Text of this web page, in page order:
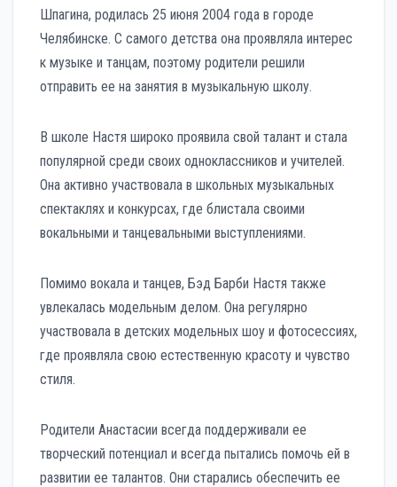
Шпагина, родилась 25 июня 2004 года в городе
Челябинске. С самого детства она проявляла интерес
к музыке и танцам, поэтому родители решили
отправить ее на занятия в музыкальную школу.
В школе Настя широко проявила свой талант и стала
популярной среди своих одноклассников и учителей.
Она активно участвовала в школьных музыкальных
спектаклях и конкурсах, где блистала своими
вокальными и танцевальными выступлениями.
Помимо вокала и танцев, Бэд Барби Настя также
увлекалась модельным делом. Она регулярно
участвовала в детских модельных шоу и фотосессиях,
где проявляла свою естественную красоту и чувство
стиля.
Родители Анастасии всегда поддерживали ее
творческий потенциал и всегда пытались помочь ей в
развитии ее талантов. Они старались обеспечить ее